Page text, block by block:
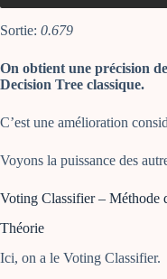
Sortie: 0.679
On obtient une précision
Decision Tree classique.
C’est une amélioration
Voyons la puissance des
Voting Classifier – Méthode
Théorie
Ici, on a le Voting Classifier.